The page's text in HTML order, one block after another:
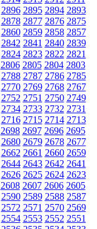
2896 2895 2894 2893
2878 2877 2876 2875
2860 2859 2858 2857
2842 2841 2840 2839
2824 2823 2822 2821
2806 2805 2804 2803
2788 2787 2786 2785
2770 2769 2768 2767
2752 2751 2750 2749
2734 2733 2732 2731
2716 2715 2714 2713
2698 2697 2696 2695
2680 2679 2678 2677
2662 2661 2660 2659
2644 2643 2642 2641
2626 2625 2624 2623
2608 2607 2606 2605
2590 2589 2588 2587
2572 2571 2570 2569
2554 2553 2552 2551